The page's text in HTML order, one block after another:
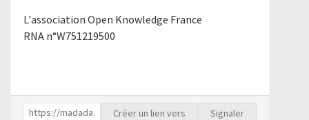
L'association Open Knowledge France
RNA n°W751219500
Créer un lien vers Signaler